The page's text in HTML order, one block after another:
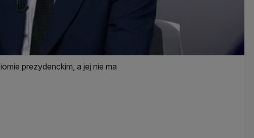
prezydenckim, a jej nie ma